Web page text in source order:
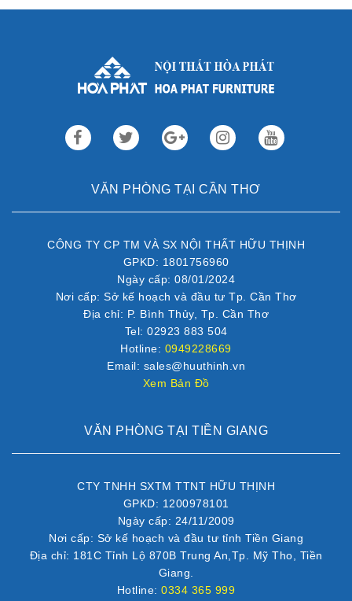
VĂN PHÒNG TẠI CẦN THƠ
CÔNG TY CP TM VÀ SX NỘI THẤT HỮU THỊNH
GPKD: 1801756960
Ngày cấp: 08/01/2024
Nơi cấp: Sở kế hoạch và đầu tư Tp. Cần Thơ
Địa chỉ: P. Bình Thủy, Tp. Cần Thơ
Tel: 02923 883 504
Hotline: 0949228669
Email: sales@huuthinh.vn
Xem Bản Đồ
VĂN PHÒNG TẠI TIỀN GIANG
CTY TNHH SXTM TTNT HỮU THỊNH
GPKD: 1200978101
Ngày cấp: 24/11/2009
Nơi cấp: Sở kế hoạch và đầu tư tỉnh Tiền Giang
Địa chỉ: 181C Tỉnh Lộ 870B Trung An,Tp. Mỹ Tho, Tiền
Giang.
Hotline:0334 365 999